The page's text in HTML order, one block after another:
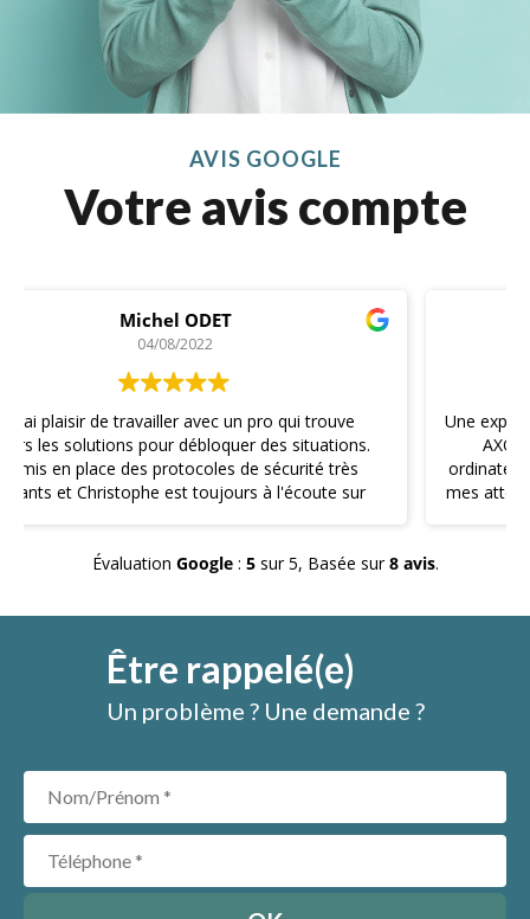
AVIS GOOGLE
Votre avis compte
Laurane Lagarde
Une expérience d'achat très agréable avec l'entreprise
AXOSYSTEM je recommande ! J'ai acheté un
ordinateur entièrement paramétré et configuré selon
mes attentes et demandes, le service après vente est
l'écoute et qui vous conseil selon vos besoins et non
maintenance en cas de question est top et réactive
Évaluation Google: 5sur 5, Basée sur8 avis.
Être rappelé(e)
Un problème ? Une demande ?